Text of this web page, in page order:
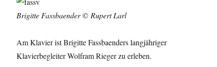
Brigitte Fassbaender© Rupert Larl
Am Klavier ist Brigitte Fassbaenders langjähriger
Klavierbegleiter Wolfram Rieger zu erleben.